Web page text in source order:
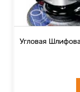
Угловая